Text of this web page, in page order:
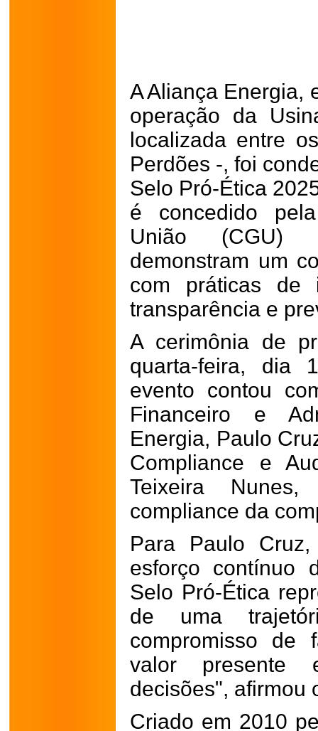
A Aliança Energia,
operação da
localizada entre
Perdões -, foi
Selo Pró-Ética
é concedido
União (CGU)
demonstram um
com práticas de
transparência e
A cerimônia de
quarta-feira, dia
evento contou
Financeiro e
Energia, Paulo
Compliance e
Teixeira
compliance da
Para Paulo
esforço contínuo
Selo Pró-Ética
de uma
compromisso de
valor presente
decisões", afirmou
Criado em 2010